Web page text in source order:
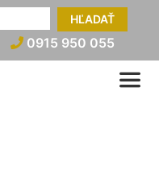
HĽADAŤ
0915 950 055